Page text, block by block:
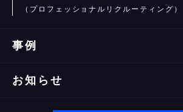
（プロフェッショナルリクルーティング）
事例
お知らせ